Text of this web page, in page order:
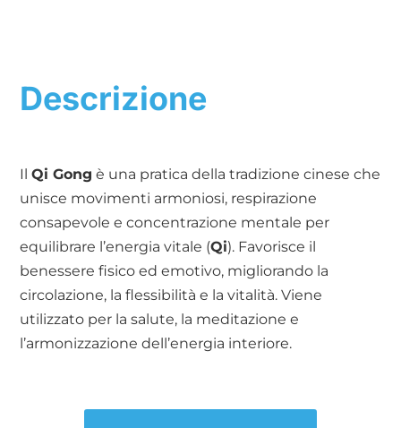
Descrizione
IlQi Gong è una pratica della tradizione cinese che
unisce movimenti armoniosi, respirazione
consapevole e concentrazione mentale per
equilibrare l’energia vitale (Qi). Favorisce il
benessere fisico ed emotivo, migliorando la
circolazione, la flessibilità e la vitalità. Viene
utilizzato per la salute, la meditazione e
l’armonizzazione dell’energia interiore.